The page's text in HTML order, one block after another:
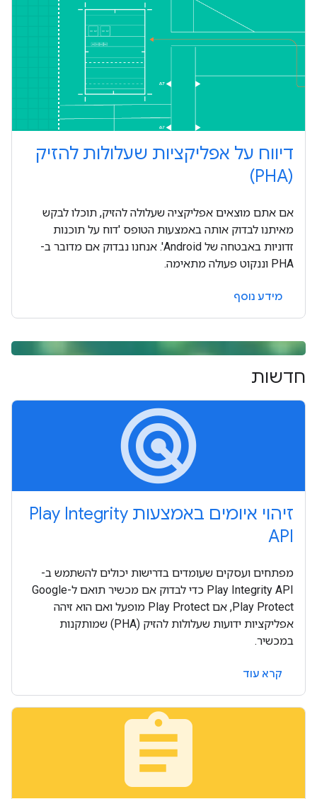
דיווח על אפליקציות שעלולות להזיק
(PHA)
אם אתם מוצאים אפליקציה שעלולה להזיק, תוכלו לבקש
מאיתנו לבדוק אותה באמצעות הטופס 'דוח על תוכנות
זדוניות באבטחה של Android'. אנחנו נבדוק אם מדובר ב-
PHA וננקוט פעולה מתאימה.
מידע נוסף
חדשות
radar
זיהוי איומים באמצעות Play Integrity
API
מפתחים ועסקים שעומדים בדרישות יכולים להשתמש ב-
Play Integrity API כדי לבדוק אם מכשיר תואם ל-Google
Play Protect, אם Play Protect מופעל ואם הוא זיהה
אפליקציות ידועות שעלולות להזיק (PHA) שמותקנות
במכשיר.
קרא עוד
assignment